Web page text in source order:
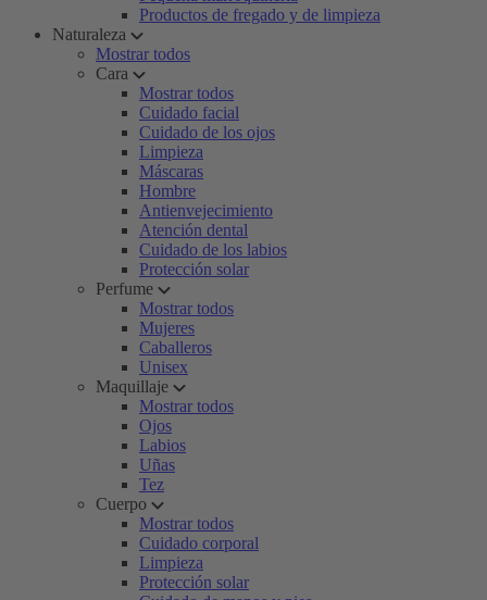
Productos de fregado y de limpieza
Naturaleza
Mostrar todos
Cara
Mostrar todos
Cuidado facial
Cuidado de los ojos
Limpieza
Máscaras
Hombre
Antienvejecimiento
Atención dental
Cuidado de los labios
Protección solar
Perfume
Mostrar todos
Mujeres
Caballeros
Unisex
Maquillaje
Mostrar todos
Ojos
Labios
Uñas
Tez
Cuerpo
Mostrar todos
Cuidado corporal
Limpieza
Protección solar